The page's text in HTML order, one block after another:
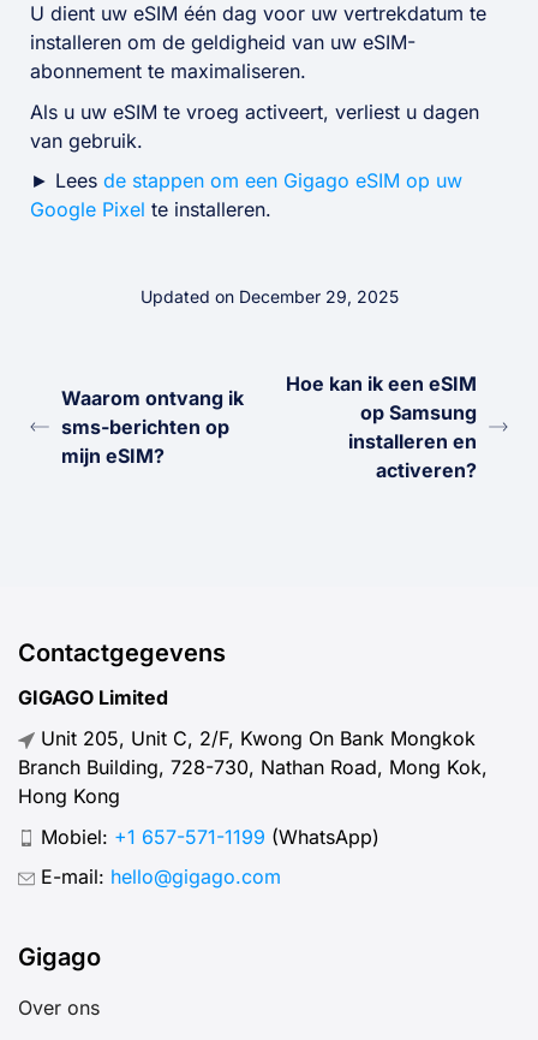
U dient uw eSIM één dag voor uw vertrekdatum te
installeren om de geldigheid van uw eSIM-
abonnement te maximaliseren.
Als u uw eSIM te vroeg activeert, verliest u dagen
van gebruik.
► Lees de stappen om een Gigago eSIM op uw
Google Pixel te installeren.
Updated on December 29, 2025
Waarom ontvang ik
sms-berichten op
mijn eSIM?
Hoe kan ik een eSIM
op Samsung
installeren en
activeren?
Contactgegevens
GIGAGO Limited
Unit 205, Unit C, 2/F, Kwong On Bank Mongkok
Branch Building, 728-730, Nathan Road, Mong Kok,
Hong Kong
Mobiel: +1 657-571-1199 (WhatsApp)
E-mail: hello@gigago.com
Gigago
Over ons